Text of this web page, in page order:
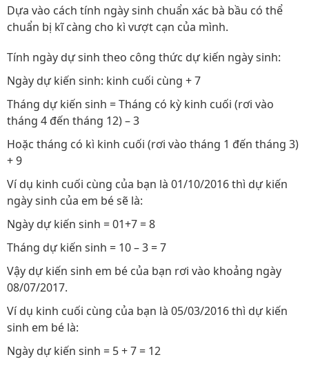
Dựa vào cách tính ngày sinh chuẩn xác bà bầu có thể
chuẩn bị kĩ càng cho kì vượt cạn của mình.
Tính ngày dự sinh theo công thức dự kiến ngày sinh:
Ngày dự kiến sinh: kinh cuối cùng + 7
Tháng dự kiến sinh = Tháng có kỳ kinh cuối (rơi vào
tháng 4 đến tháng 12) – 3
Hoặc tháng có kì kinh cuối (rơi vào tháng 1 đến tháng 3)
+ 9
Ví dụ kinh cuối cùng của bạn là 01/10/2016 thì dự kiến
ngày sinh của em bé sẽ là:
Ngày dự kiến sinh = 01+7 = 8
Tháng dự kiến sinh = 10 – 3 = 7
Vậy dự kiến sinh em bé của bạn rơi vào khoảng ngày
08/07/2017.
Ví dụ kinh cuối cùng của bạn là 05/03/2016 thì dự kiến
sinh em bé là:
Ngày dự kiến sinh = 5 + 7 = 12